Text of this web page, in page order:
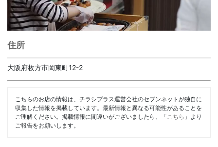
住所
大阪府枚方市岡東町12-2
こちらのお店の情報は、チラシプラス運営会社のセブンネットが独自に
収集した情報を掲載しています。最新情報と異なる可能性があることを
ご理解ください。掲載情報に間違いがございましたら、「 こちら 」より
ご報告をお願いします。